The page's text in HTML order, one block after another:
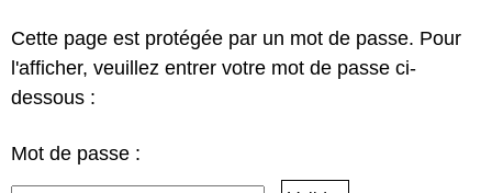
Cette page est protégée par un mot de passe. Pour
l'afficher, veuillez entrer votre mot de passe ci-
dessous :
Mot de passe :